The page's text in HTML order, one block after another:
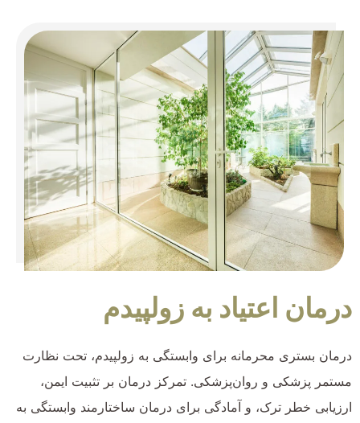
درمان اعتیاد به زولپیدم
درمان بستری محرمانه برای وابستگی به زولپیدم، تحت نظارت
مستمر پزشکی و روان‌پزشکی. تمرکز درمان بر تثبیت ایمن،
ارزیابی خطر ترک، و آمادگی برای درمان ساختارمند وابستگی به